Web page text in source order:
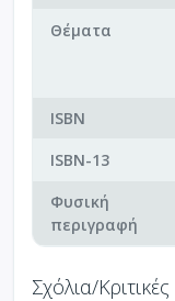
Θέματα
ISBN
ISBN-13
Φυσική
περιγραφή
Σχόλια/Κριτικές